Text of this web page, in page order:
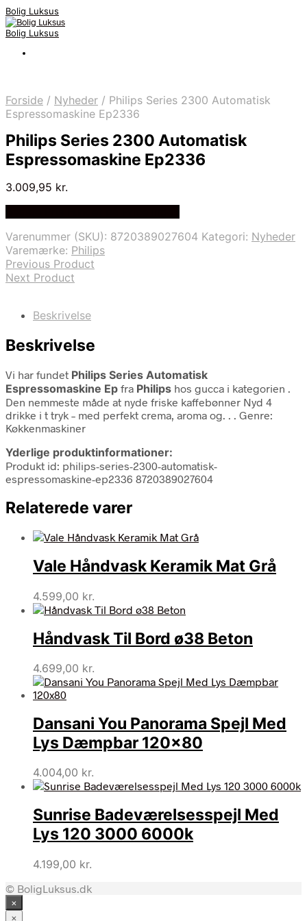
Bolig Luksus
Bolig Luksus
Forside / Nyheder / Philips Series 2300 Automatisk
Espressomaskine Ep2336
Philips Series 2300 Automatisk
Espressomaskine Ep2336
3.009,95 kr.
Varenummer (SKU): 8720389027604 Kategori: Nyheder
Varemærke: Philips
Previous Product
Next Product
Beskrivelse
Beskrivelse
Vi har fundet Philips Series Automatisk
Espressomaskine Ep fra Philips hos gucca i kategorien .
Den nemmeste måde at nyde friske kaffebønner Nyd 4
drikke i t tryk – med perfekt crema, aroma og. . . Genre:
Køkkenmaskiner
Yderlige produktinformationer:
Produkt id: philips-series-2300-automatisk-
espressomaskine-ep2336 8720389027604
Relaterede varer
Vale Håndvask Keramik Mat Grå
4.599,00 kr.
Håndvask Til Bord ø38 Beton
4.699,00 kr.
Dansani You Panorama Spejl Med
Lys Dæmpbar 120×80
4.004,00 kr.
Sunrise Badeværelsesspejl Med
Lys 120 3000 6000k
4.199,00 kr.
© BoligLuksus.dk
×
×